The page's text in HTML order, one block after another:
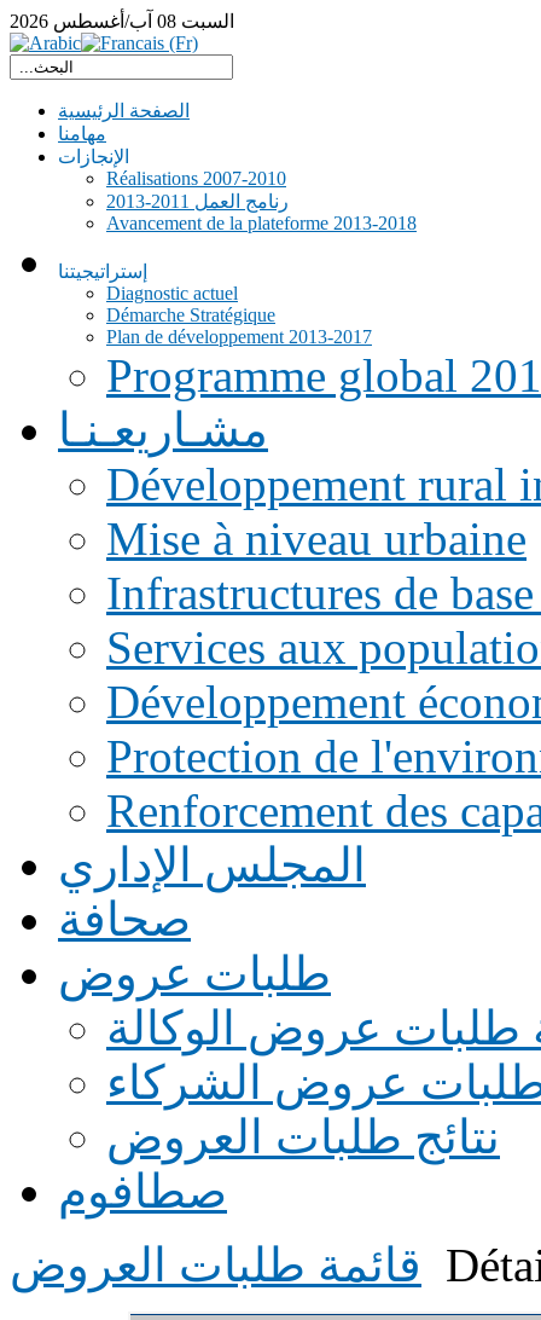
السبت 08 آب/أغسطس 2026
الصفحة الرئيسية
مهامنا
الإنجازات
Réalisations 2007-2010
رنامج العمل 2011-2013
Avancement de la plateforme 2013-2018
إستراتيجيتنا
Diagnostic actuel
Démarche Stratégique
Plan de développement 2013-2017
Programme global
مشـاريعـنـا
Développement rural
Mise à niveau urbaine
Infrastructures de
Services aux
Développement
Protection de
Renforcement des
المجلس الإداري
صحافة
طلبات عروض
طلبات عروض الوكالة
طلبات عروض الشركاء
نتائج طلبات العروض
صطافوم
قائمة طلبات العروض